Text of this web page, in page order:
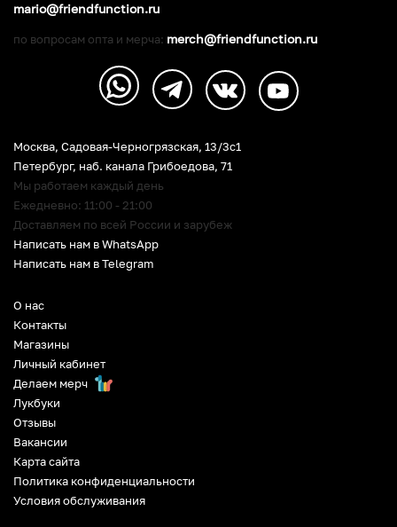
О нас
Контакты
Магазины
Личный кабинет
Делаем мерч
Лукбуки
Отзывы
Вакансии
Карта сайта
Политика конфиденциальности
Условия обслуживания
Москва, Садовая-Черногрязская, 13/3c1
Петербург, наб. канала Грибоедова, 71
Мы работаем каждый день
Ежедневно: 11:00 - 21:00
Доставляем по всей России и зарубеж
Написать нам в WhatsApp
Написать нам в Telegram
mario@friendfunction.ru
по вопросам опта и мерча: merch@friendfunction.ru